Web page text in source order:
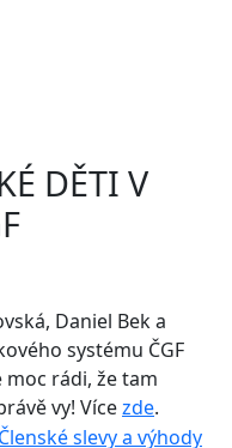
DĚTI V
Daniel Bek a
systému ČGF
moc rádi, že tam
vy! Vícezde.